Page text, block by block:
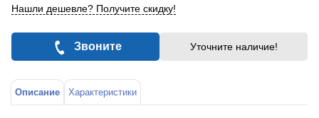
Нашли дешевле? Получите скидку!
Звоните Уточните наличие!
Описание Характеристики